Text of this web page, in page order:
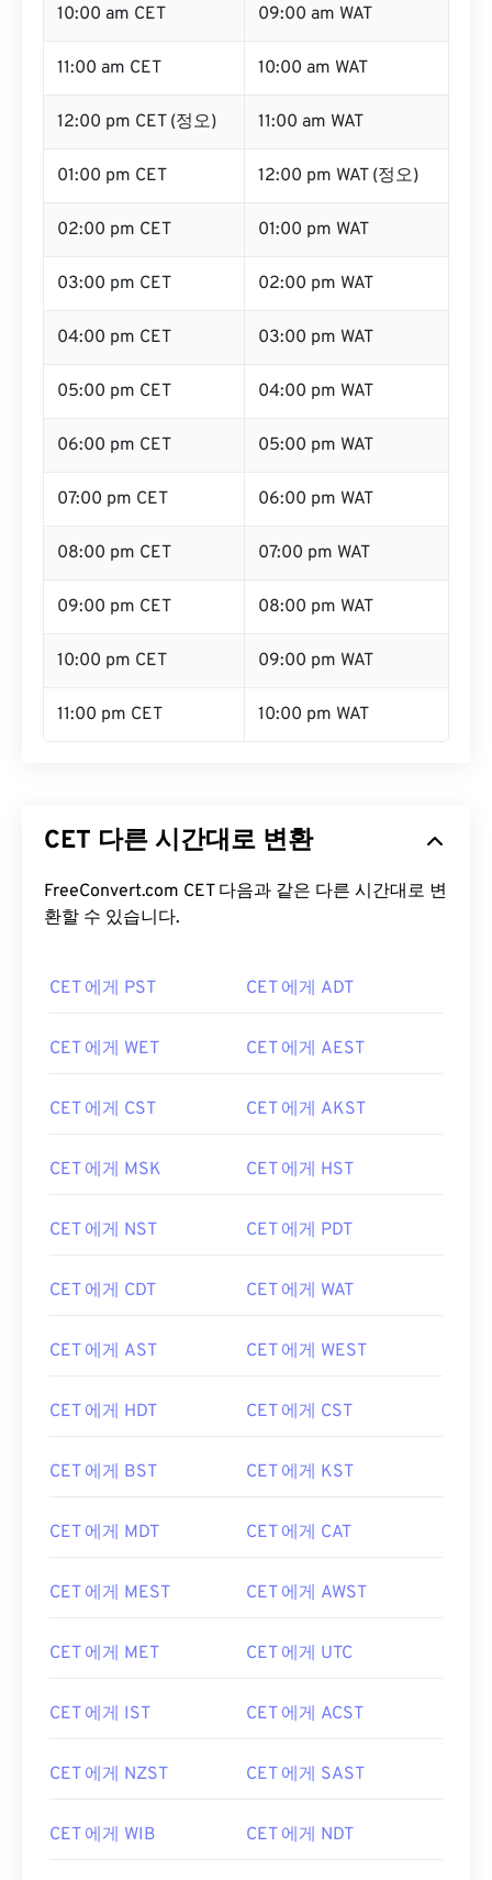
10:00 am CET 09:00 am WAT
11:00 am CET 10:00 am WAT
12:00 pm CET (정오) 11:00 am WAT
01:00 pm CET 12:00 pm WAT (정오)
02:00 pm CET 01:00 pm WAT
03:00 pm CET 02:00 pm WAT
04:00 pm CET 03:00 pm WAT
05:00 pm CET 04:00 pm WAT
06:00 pm CET 05:00 pm WAT
07:00 pm CET 06:00 pm WAT
08:00 pm CET 07:00 pm WAT
09:00 pm CET 08:00 pm WAT
10:00 pm CET 09:00 pm WAT
11:00 pm CET 10:00 pm WAT
CET 다른 시간대로 변환
FreeConvert.com CET 다음과 같은 다른 시간대로 변
환할 수 있습니다.
CET 에게 PST CET 에게 ADT
CET 에게 WET CET 에게 AEST
CET 에게 CST CET 에게 AKST
CET 에게 MSK CET 에게 HST
CET 에게 NST CET 에게 PDT
CET 에게 CDT CET 에게 WAT
CET 에게 AST CET 에게 WEST
CET 에게 HDT CET 에게 CST
CET 에게 BST CET 에게 KST
CET 에게 MDT CET 에게 CAT
CET 에게 MEST CET 에게 AWST
CET 에게 MET CET 에게 UTC
CET 에게 IST CET 에게 ACST
CET 에게 NZST CET 에게 SAST
CET 에게 WIB CET 에게 NDT